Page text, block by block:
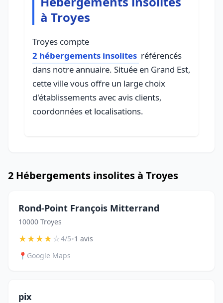
à Troyes
Troyes compte
2 hébergements insolites référencés
dans notre annuaire. Située en Grand Est,
cette ville vous offre un large choix
d'établissements avec avis clients,
coordonnées et localisations.
2 Hébergements insolites à Troyes
Rond-Point François Mitterrand
10000 Troyes
★★★★☆4/5•1 avis
📍 Google Maps
pix